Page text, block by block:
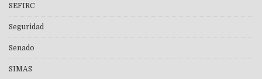
SEFIRC
Seguridad
Senado
SIMAS